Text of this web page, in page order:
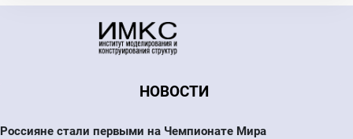
НОВОСТИ
Россияне стали первыми на Чемпионате Мира